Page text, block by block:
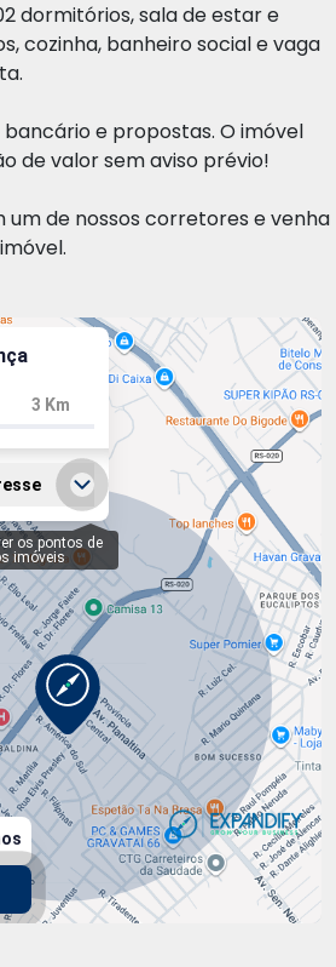
dormitórios, sala de estar e
cozinha, banheiro social e vaga
e propostas. O imóvel
de valor sem aviso prévio!
um de nossos corretores e venha